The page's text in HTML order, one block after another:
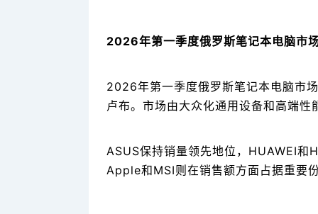
2026年第一季度俄罗斯笔记本电脑市
2026年第一季度俄罗斯笔记本电脑市
卢布。市场由大众化通用设备和高端性
ASUS保持销量领先地位，HUAWEI和
Apple和MSI则在销售额方面占据重要